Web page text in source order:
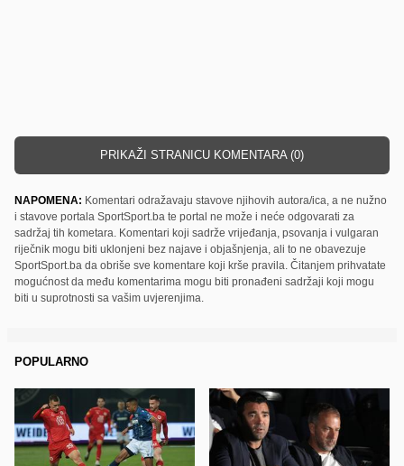
PRIKAŽI STRANICU KOMENTARA (0)
NAPOMENA: Komentari odražavaju stavove njihovih autora/ica, a ne nužno
i stavove portala SportSport.ba te portal ne može i neće odgovarati za
sadržaj tih kometara. Komentari koji sadrže vrijeđanja, psovanja i vulgaran
riječnik mogu biti uklonjeni bez najave i objašnjenja, ali to ne obavezuje
SportSport.ba da obriše sve komentare koji krše pravila. Čitanjem prihvatate
mogućnost da među komentarima mogu biti pronađeni sadržaji koji mogu
biti u suprotnosti sa vašim uvjerenjima.
POPULARNO